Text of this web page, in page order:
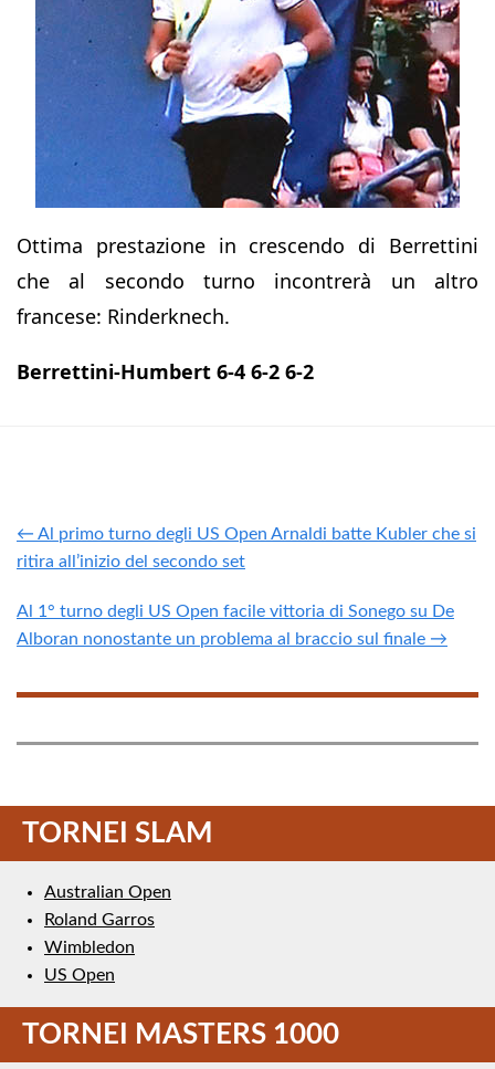
Ottima prestazione in crescendo di Berrettini
che al secondo turno incontrerà un altro
francese: Rinderknech.
Berrettini-Humbert 6-4 6-2 6-2
← Al primo turno degli US Open Arnaldi batte Kubler che si
ritira all’inizio del secondo set
Al 1° turno degli US Open facile vittoria di Sonego su De
Alboran nonostante un problema al braccio sul finale →
TORNEI SLAM
Australian Open
Roland Garros
Wimbledon
US Open
TORNEI MASTERS 1000